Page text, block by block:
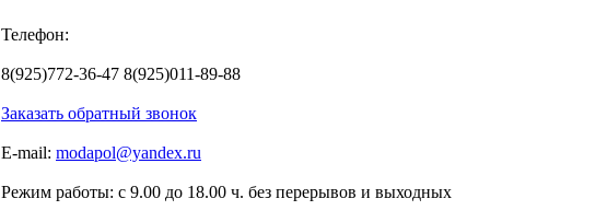
Телефон:
8(925)772-36-47 8(925)011-89-88
Заказать обратный звонок
E-mail: modapol@yandex.ru
Режим работы: с 9.00 до 18.00 ч. без перерывов и выходных